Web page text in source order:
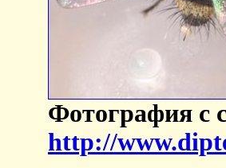
Фотография с
http://